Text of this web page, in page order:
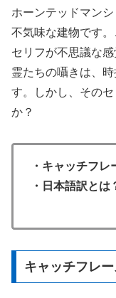
ホーンテッドマン
不気味な建物です
セリフが不思議な
霊たちの囁きは、
す。しかし、その
か？
・キャッチフレ
・日本語訳とは
キャッチフレ